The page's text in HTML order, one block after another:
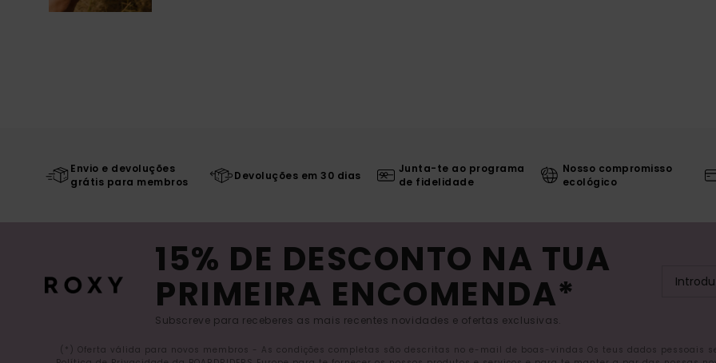
Envio e devoluções
grátis para membros
Devoluções em 30 dias
Junta-te ao programa
de fidelidade
Nosso compromisso
ecológico
15% DE DESCONTO NA TUA
PRIMEIRA ENCOMENDA*
Subscreve para receberes as mais recentes novidades e ofertas exclusivas.
(*) Oferta válida para novos membros - As condições completas são descritas no e-mail de boas-vindas Os teus dados pessoais